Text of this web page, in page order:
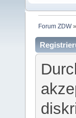
Forum ZDW»